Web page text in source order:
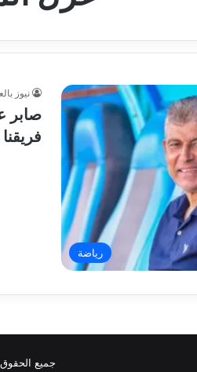
رياضة
نيوز
صابر
جميع الحقوق